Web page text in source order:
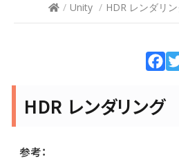
/ Unity / HDR レンダリ
HDR レンダリング
参考：